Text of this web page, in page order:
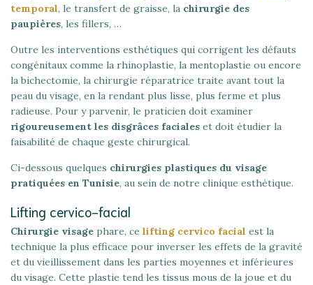
temporal, le transfert de graisse, la chirurgie des
paupières, les fillers, …
Outre les interventions esthétiques qui corrigent les défauts
congénitaux comme la rhinoplastie, la mentoplastie ou encore
la bichectomie, la chirurgie réparatrice traite avant tout la
peau du visage, en la rendant plus lisse, plus ferme et plus
radieuse. Pour y parvenir, le praticien doit examiner
rigoureusement les disgrâces faciales et doit étudier la
faisabilité de chaque geste chirurgical.
Ci-dessous quelques chirurgies plastiques du visage
pratiquées en Tunisie, au sein de notre clinique esthétique.
Lifting cervico-facial
Chirurgie visage phare, ce lifting cervico facial est la
technique la plus efficace pour inverser les effets de la gravité
et du vieillissement dans les parties moyennes et inférieures
du visage. Cette plastie tend les tissus mous de la joue et du